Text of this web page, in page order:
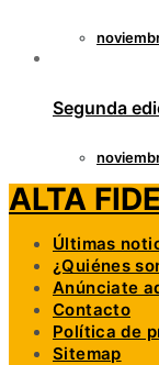
Segunda
ALTA
Últimas
¿Quiénes
Anúnciate
Contacto
Política de
Sitemap